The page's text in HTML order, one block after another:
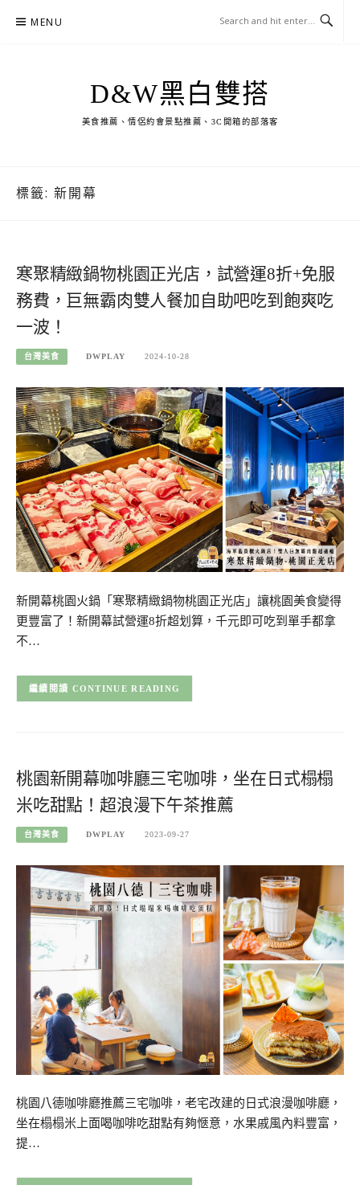
MENU
D&W黑白雙搭
美食推薦、情侶約會景點推薦、3C開箱的部落客
標籤: 新開幕
寒聚精緻鍋物桃園正光店，試營運8折+免服
務費，巨無霸肉雙人餐加自助吧吃到飽爽吃
一波！
台灣美食 DWPLAY 2024-10-28
新開幕桃園火鍋「寒聚精緻鍋物桃園正光店」讓桃園美食變得
更豐富了！新開幕試營運8折超划算，千元即可吃到單手都拿
不…
CONTINUE READING
桃園新開幕咖啡廳三宅咖啡，坐在日式榻榻
米吃甜點！超浪漫下午茶推薦
台灣美食 DWPLAY 2023-09-27
桃園八德咖啡廳推薦三宅咖啡，老宅改建的日式浪漫咖啡廳，
坐在榻榻米上面喝咖啡吃甜點有夠愜意，水果戚風內料豐富，
提…